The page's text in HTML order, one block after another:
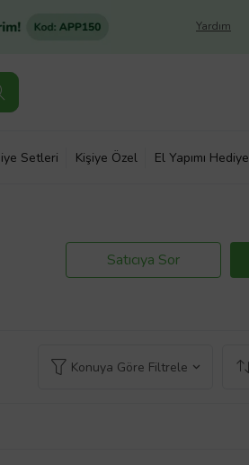
Yardım
Setleri Kişiye Özel El Yapımı Hediye
Satıcıya Sor
Konuya Göre Filtrele